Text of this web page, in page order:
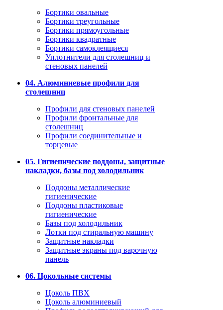
Бортики овальные
Бортики треугольные
Бортики прямоугольные
Бортики квадратные
Бортики самоклеящиеся
Уплотнители для столешниц и
стеновых панелей
04. Алюминиевые профили для
столешниц
Профили для стеновых панелей
Профили фронтальные для
столешниц
Профили соединительные и
торцевые
05. Гигиенические поддоны, защитные
накладки, базы под холодильник
Поддоны металлические
гигиенические
Поддоны пластиковые
гигиенические
Базы под холодильник
Лотки под стиральную машину
Защитные накладки
Защитные экраны под варочную
панель
06. Цокольные системы
Цоколь ПВХ
Цоколь алюминиевый